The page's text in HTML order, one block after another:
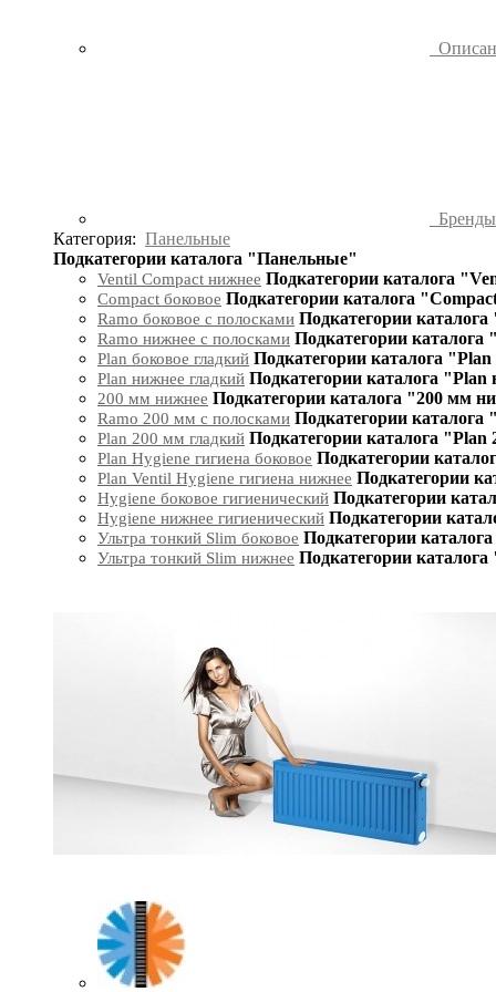
Бренды
Категория: Панельные
Подкатегории каталога "Панельные"
Ventil Compact нижнее Подкатегории каталога
Compact боковое Подкатегории каталога
Ramo боковое с полосками Подкатегории
Ramo нижнее с полосками Подкатегории
Plan боковое гладкий Подкатегории каталога "Plan
Plan нижнее гладкий Подкатегории каталога "Plan
200 мм нижнее Подкатегории каталога "200 мм
Ramo 200 мм с полосками Подкатегории
Plan 200 мм гладкий Подкатегории каталога "Plan
Plan Hygiene гигиена боковое Подкатегории
Plan Ventil Hygiene гигиена нижнее Подкатегории
Hygiene боковое гигиенический Подкатегории
Hygiene нижнее гигиенический Подкатегории
Ультра тонкий Slim боковое Подкатегории
Ультра тонкий Slim нижнее Подкатегории